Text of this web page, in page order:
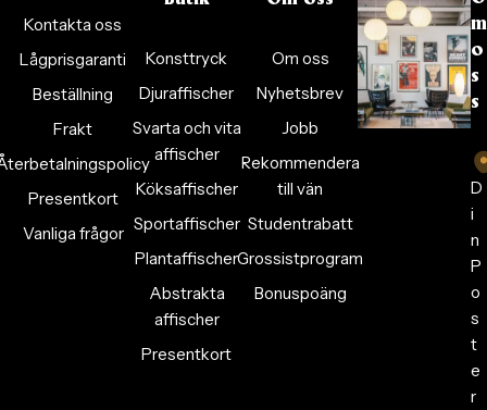
Kontakta oss
Lågprisgaranti
Beställning
Frakt
Presentkort
Vanliga frågor
Konsttryck
Djuraffischer
Svarta och vita
affischer
Köksaffischer
Sportaffischer
Plantaffischer
Abstrakta
affischer
Presentkort
Om oss
Nyhetsbrev
Jobb
Rekommendera
till vän
Studentrabatt
Grossistprogram
Bonuspoäng
m
o
s
s
D
i
n
P
o
s
t
e
r